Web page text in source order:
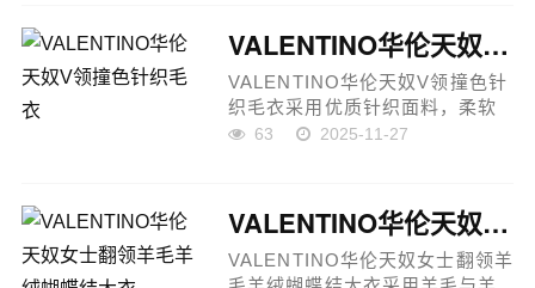
剪裁利落，版型标准，穿着显
瘦...
VALENTINO华伦天奴V领撞色针织毛衣
VALENTINO华伦天奴V领撞色针
织毛衣采用优质针织面料，柔软
亲肤，贴身舒适且保暖性佳。V领
随性或优雅气质。大胆撞色设
计...
63 2025-11-27
VALENTINO华伦天奴女士翻领羊毛羊绒蝴蝶结大衣
VALENTINO华伦天奴女士翻领羊